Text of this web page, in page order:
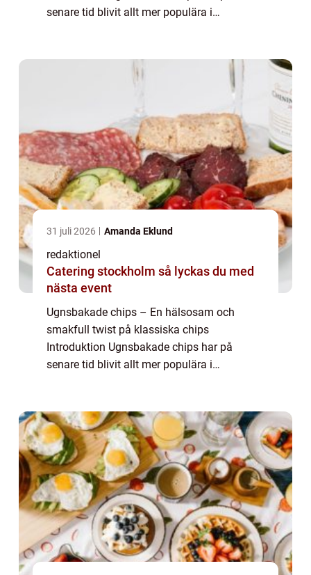
senare tid blivit allt mer populära i
till traditionella chips som ä...
31 juli 2026 Amanda Eklund
redaktionel
Catering stockholm så lyckas du med
nästa event
Ugnsbakade chips – En hälsosam och
smakfull twist på klassiska chips
Introduktion Ugnsbakade chips har på
senare tid blivit allt mer populära i
till traditionella chips som ä...